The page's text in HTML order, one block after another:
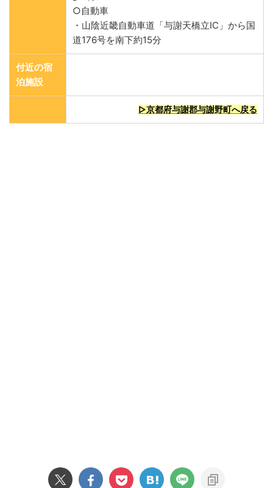
○自動車
・山陰近畿自動車道「与謝天橋立IC」から国
道176号を南下約15分
付近の宿
泊施設
▷京都府与謝郡与謝野町へ戻る